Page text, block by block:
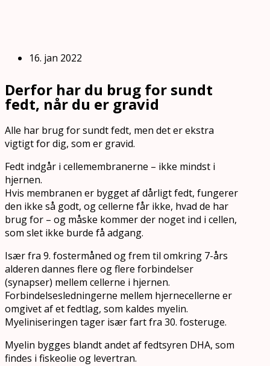
16. jan 2022
Derfor har du brug for sundt
fedt, når du er gravid
Alle har brug for sundt fedt, men det er ekstra
vigtigt for dig, som er gravid.
Fedt indgår i cellemembranerne – ikke mindst i
hjernen.
Hvis membranen er bygget af dårligt fedt, fungerer
den ikke så godt, og cellerne får ikke, hvad de har
brug for – og måske kommer der noget ind i cellen,
som slet ikke burde få adgang.
Især fra 9. fostermåned og frem til omkring 7-års
alderen dannes flere og flere forbindelser
(synapser) mellem cellerne i hjernen.
Forbindelsesledningerne mellem hjernecellerne er
omgivet af et fedtlag, som kaldes myelin.
Myeliniseringen tager især fart fra 30. fosteruge.
Myelin bygges blandt andet af fedtsyren DHA, som
findes i fiskeolie og levertran.